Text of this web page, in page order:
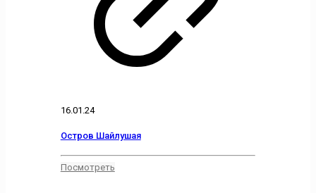
16.01.24
Остров Шайлушая
Посмотреть